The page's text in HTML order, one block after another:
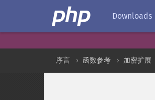
Downloads
序言 函数参考 加密扩展